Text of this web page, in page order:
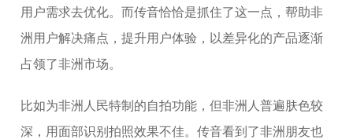
用户需求去优化。而传音恰恰是抓住了这一点，帮助非
洲用户解决痛点，提升用户体验，以差异化的产品逐渐
占领了非洲市场。
比如为非洲人民特制的自拍功能，但非洲人普遍肤色较
深，用面部识别拍照效果不佳。传音看到了非洲朋友也